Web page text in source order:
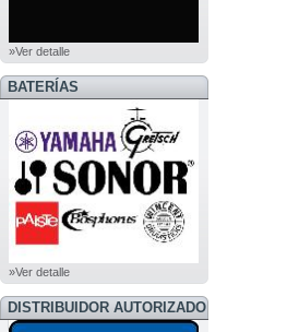
»Ver detalle
BATERÍAS
»Ver detalle
DISTRIBUIDOR AUTORIZADO
BOSS